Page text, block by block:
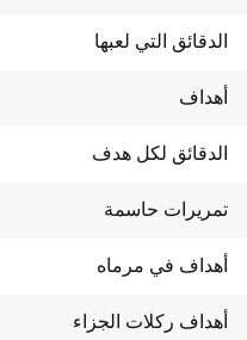
الدقائق التي لعبها
أهداف
الدقائق لكل هدف
تمريرات حاسمة
أهداف في مرماه
أهداف ركلات الجزاء